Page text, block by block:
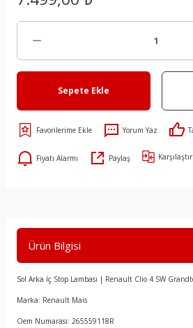
Sepete Ekle
Yorum Yaz
Fiyatı Alarmı Paylaş Karşılaştır
Ürün Bilgisi
Sol Arka İç Stop Lambası | Renault Clio 4 SW
Marka: Renault Mais
Oem Numarası: 265559118R